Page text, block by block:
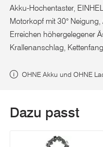
Akku-Hochentaster,
Motorkopf mit 30°
Erreichen höhergelegener
Krallenanschlag,
OHNE Akku und OHNE
Dazu passt